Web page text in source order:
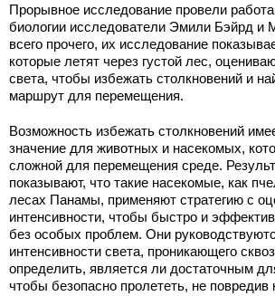
Прорывное исследование провели
биологии исследователи Эмили Бэйрд и
всего прочего, их исследование
которые летят через густой лес,
света, чтобы избежать столкновений и
маршрут для перемещения.
Возможность избежать столкновений
значение для животных и насекомых,
сложной для перемещения среде.
показывают, что такие насекомые, как
лесах Панамы, применяют стратегию с
интенсивности, чтобы быстро и
без особых проблем. Они
интенсивности света, проникающего
определить, является ли достаточным
чтобы безопасно пролететь, не повредив